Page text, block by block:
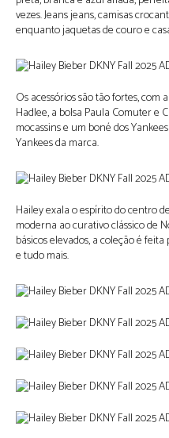
vezes. Jeans jeans, camisas
enquanto jaquetas de couro e
Os acessórios são tão fortes, com
Hadlee, a bolsa Paula Comuter e
mocassins e um boné dos
Yankees da marca.
Hailey exala o espírito do centro
moderna ao curativo clássico de
básicos elevados, a coleção é
e tudo mais.